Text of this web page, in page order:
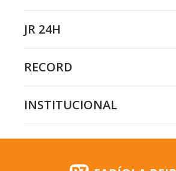
JR 24H
RECORD
INSTITUCIONAL